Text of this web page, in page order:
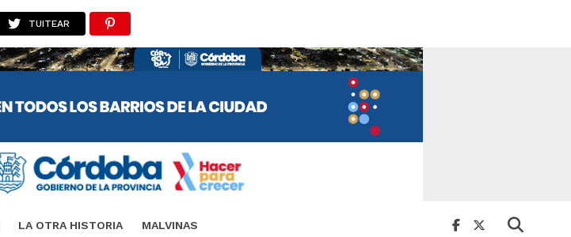
LA OTRA HISTORIA MALVINAS
TUITEAR